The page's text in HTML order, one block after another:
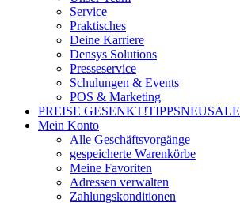
Service
Praktisches
Deine Karriere
Densys Solutions
Presseservice
Schulungen & Events
POS & Marketing
PREISE GESENKT!TIPPSNEUSALE
Mein Konto
Alle Geschäftsvorgänge
gespeicherte Warenkörbe
Meine Favoriten
Adressen verwalten
Zahlungskonditionen